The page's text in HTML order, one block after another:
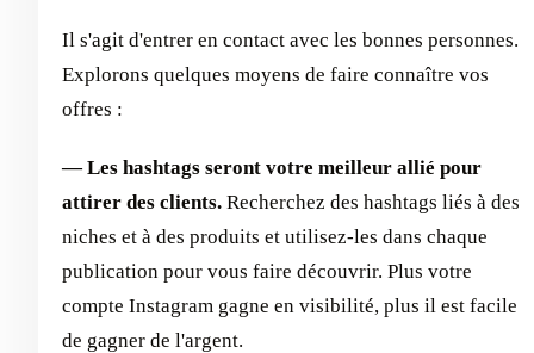
Il s'agit d'entrer en contact avec les bonnes personnes.
Explorons quelques moyens de faire connaître vos
offres :
— Les hashtags seront votre meilleur allié pour
attirer des clients. Recherchez des hashtags liés à des
niches et à des produits et utilisez-les dans chaque
publication pour vous faire découvrir. Plus votre
compte Instagram gagne en visibilité, plus il est facile
de gagner de l'argent.